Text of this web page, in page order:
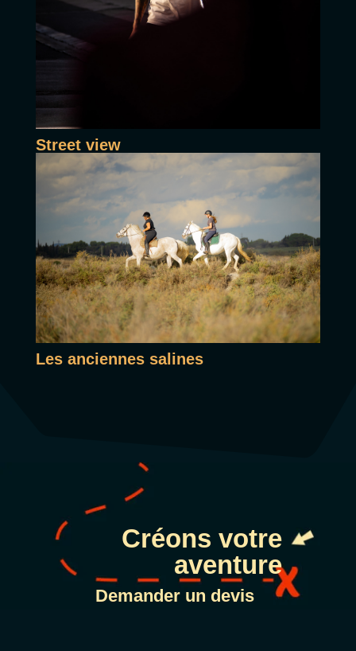
Street view
Les anciennes salines
Demander un devis
Créons votre
aventure